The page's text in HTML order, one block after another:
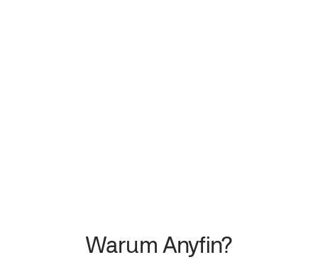
Warum Anyfin?